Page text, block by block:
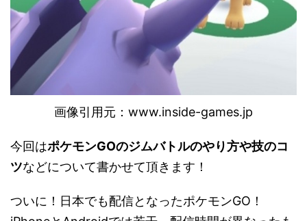
画像引用元： www.inside-games.jp
今回はポケモンGOのジムバトルのやり方や技のコ
ツなどについて書かせて頂きます！
ついに！日本でも配信となったポケモンGO！